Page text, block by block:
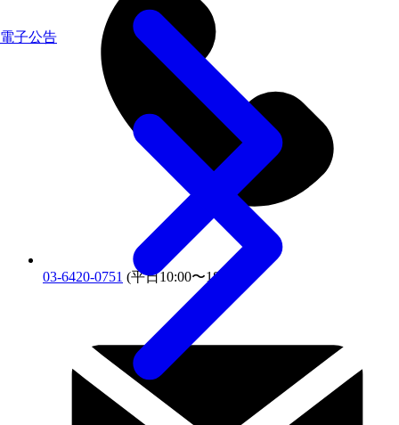
電子公告
03-6420-0751 (平日10:00〜18:00)